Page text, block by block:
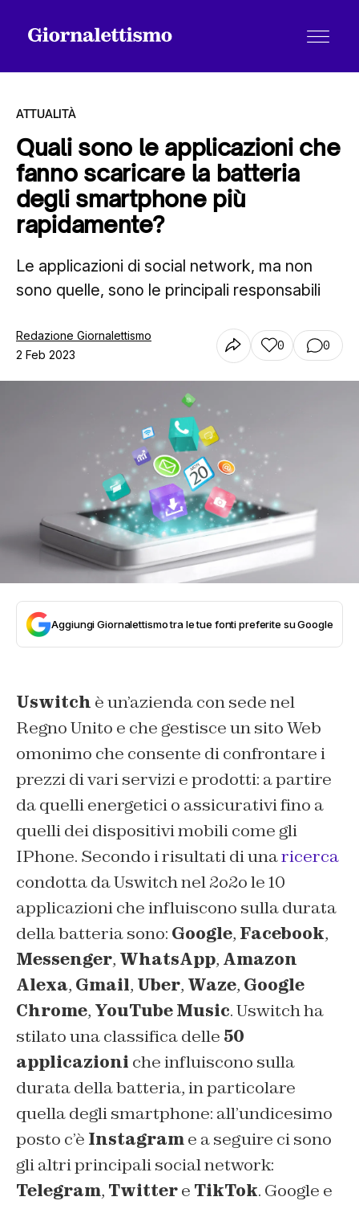
Tutti gli articoli
Chi siamo
Contatti
ATTUALITÀ
Quali sono le applicazioni che
fanno scaricare la batteria
degli smartphone più
rapidamente?
Le applicazioni di social network, ma non
sono quelle, sono le principali responsabili
Redazione Giornalettismo
2 Feb 2023
0 0
Aggiungi Giornalettismo tra le tue fonti preferite su Google
Uswitch è un’azienda con sede nel
Regno Unito e che gestisce un sito Web
omonimo che consente di confrontare i
prezzi di vari servizi e prodotti: a partire
da quelli energetici o assicurativi fino a
quelli dei dispositivi mobili come gli
IPhone. Secondo i risultati di unaricerca
condotta da Uswitch nel 2o2o le 10
applicazioni che influiscono sulla durata
della batteria sono: Google, Facebook,
Messenger, WhatsApp, Amazon
Alexa, Gmail, Uber, Waze, Google
Chrome, YouTube Music. Uswitch ha
stilato una classifica delle 50
applicazioni che influiscono sulla
durata della batteria, in particolare
quella degli smartphone: all’undicesimo
posto c’è Instagrame a seguire ci sono
gli altri principali social network:
Telegram, Twittere TikTok. Google e